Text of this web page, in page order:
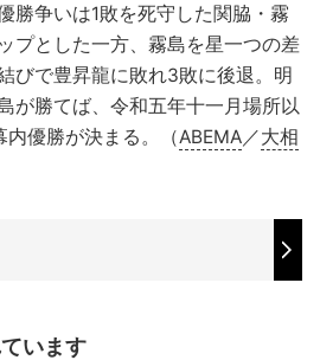
勝争いは1敗を死守した関脇・霧
プとした一方、霧島を星一つの差
びで豊昇龍に敗れ3敗に後退。明
が勝てば、令和五年十一月場所以
優勝が決まる。（ABEMA ／大相
います